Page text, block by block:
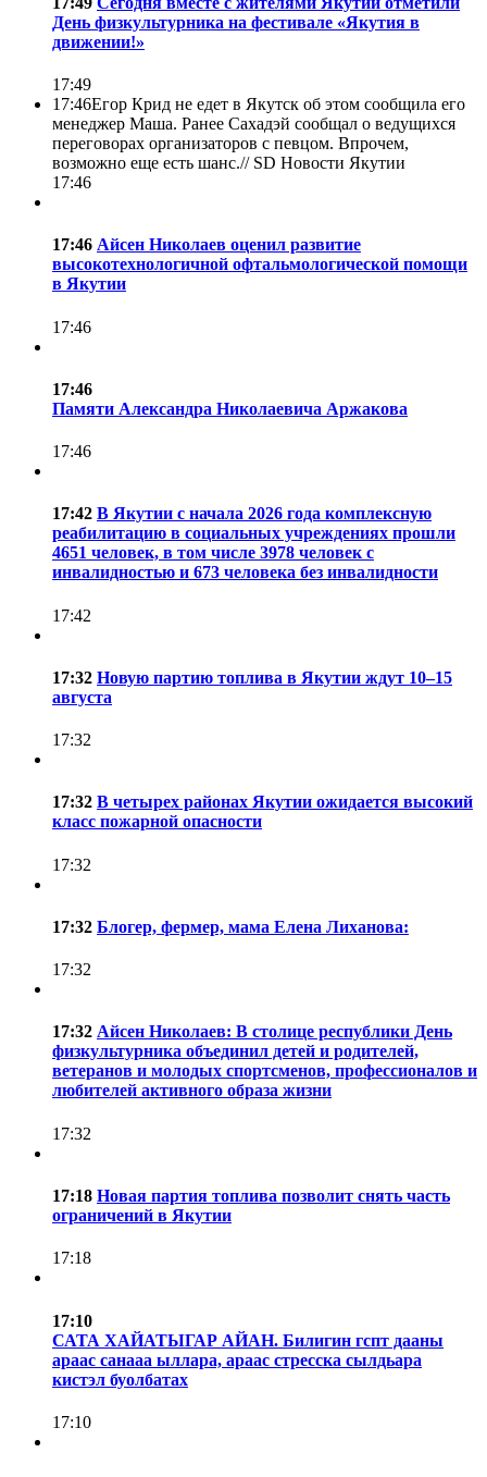
День физкультурника на фестивале «Якутия в
движении!»
17:49
17:46Егор Крид не едет в Якутск об этом сообщила его
менеджер Маша. Ранее Сахадэй сообщал о ведущихся
переговорах организаторов с певцом. Впрочем,
возможно еще есть шанс.// SD Новости Якутии
17:46
17:46 Айсен Николаев оценил развитие
высокотехнологичной офтальмологической помощи
в Якутии
17:46
17:46
Памяти Александра Николаевича Аржакова
17:46
17:42 В Якутии с начала 2026 года комплексную
реабилитацию в социальных учреждениях прошли
4651 человек, в том числе 3978 человек с
инвалидностью и 673 человека без инвалидности
17:42
17:32 Новую партию топлива в Якутии ждут 10–15
августа
17:32
17:32 В четырех районах Якутии ожидается высокий
класс пожарной опасности
17:32
17:32 Блогер, фермер, мама Елена Лиханова:
17:32
17:32 Айсен Николаев: В столице республики День
физкультурника объединил детей и родителей,
ветеранов и молодых спортсменов, профессионалов и
любителей активного образа жизни
17:32
17:18 Новая партия топлива позволит снять часть
ограничений в Якутии
17:18
17:10
САТА ХАЙАТЫГАР АЙАН. Билигин гспт дааны
араас санааа ыллара, араас стресска сылдьара
кистэл буолбатах
17:10